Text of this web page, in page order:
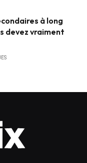
à long
devez vraiment